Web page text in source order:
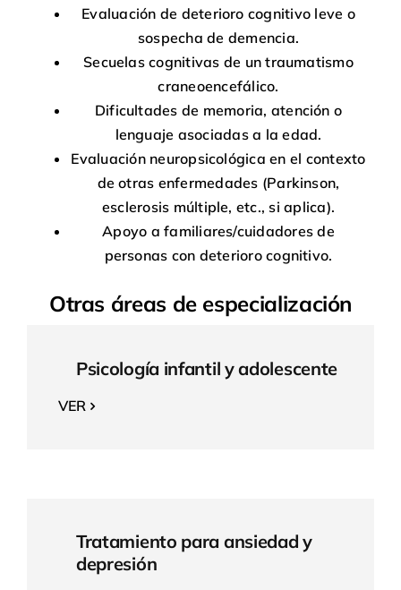
Evaluación de deterioro cognitivo leve o
sospecha de demencia.
Secuelas cognitivas de un traumatismo
craneoencefálico.
Dificultades de memoria, atención o
lenguaje asociadas a la edad.
Evaluación neuropsicológica en el contexto
de otras enfermedades (Parkinson,
esclerosis múltiple, etc., si aplica).
Apoyo a familiares/cuidadores de
personas con deterioro cognitivo.
Otras áreas de especialización
Psicología infantil y adolescente
VER
Tratamiento para ansiedad y
depresión